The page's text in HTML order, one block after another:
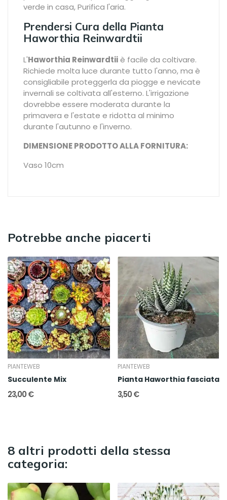
verde in casa, Purifica l'aria.
Prendersi Cura della Pianta
Haworthia Reinwardtii
L'Haworthia Reinwardtiiè facile da coltivare.
Richiede molta luce durante tutto l'anno, ma è
consigliabile proteggerla da piogge e nevicate
invernali se coltivata all'esterno. L'irrigazione
dovrebbe essere moderata durante la
primavera e l'estate e ridotta al minimo
durante l'autunno e l'inverno.
DIMENSIONE PRODOTTO ALLA FORNITURA:
Vaso 10cm
Potrebbe anche piacerti
PIANTEWEB
Succulente Mix
23,00 €
PIANTEWEB
Pianta Haworthia fasciata
3,50 €
8 altri prodotti della stessa
categoria: